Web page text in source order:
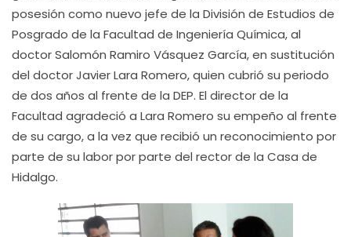
posesión como nuevo jefe de la División de Estudios de
Posgrado de la Facultad de Ingeniería Química, al
doctor Salomón Ramiro Vásquez García, en sustitución
del doctor Javier Lara Romero, quien cubrió su periodo
de dos años al frente de la DEP. El director de la
Facultad agradeció a Lara Romero su empeño al frente
de su cargo, a la vez que recibió un reconocimiento por
parte de su labor por parte del rector de la Casa de
Hidalgo.